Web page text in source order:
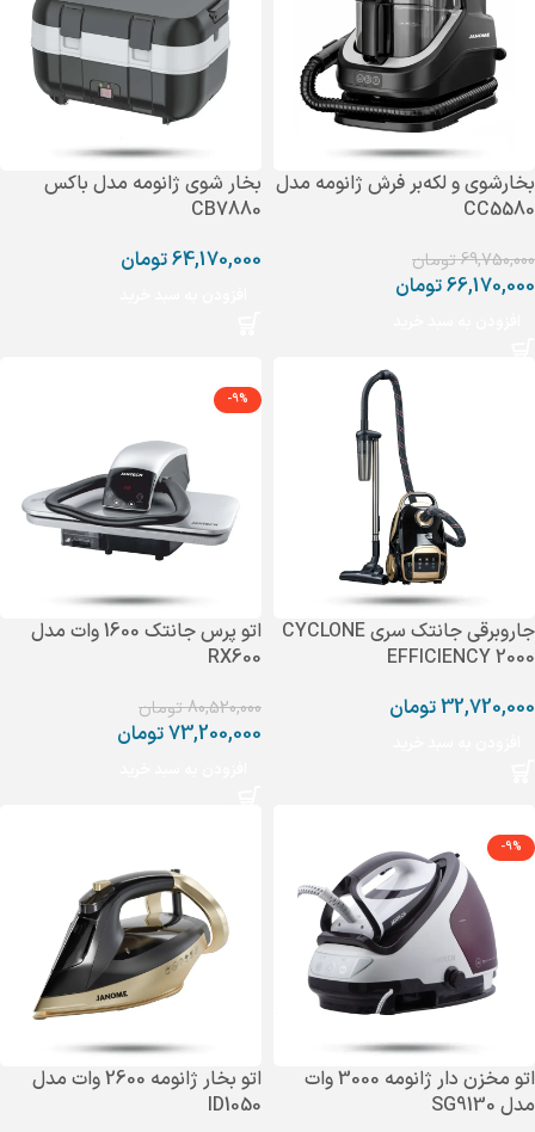
بخارشوی و لکه‌بر فرش ژانومه مدل
CC5580
69,750,000تومان
66,170,000تومان
بخار شوی ژانومه مدل باکس
CB7880
64,170,000تومان
جاروبرقی جانتک سری CYCLONE
EFFICIENCY 2000
32,720,000تومان
-9%
اتو پرس جانتک 1600 وات مدل
RX600
80,520,000تومان
73,200,000تومان
-9%
اتو مخزن دار ژانومه 3000 وات
مدل SG9130
اتو بخار ژانومه 2600 وات مدل
ID1050